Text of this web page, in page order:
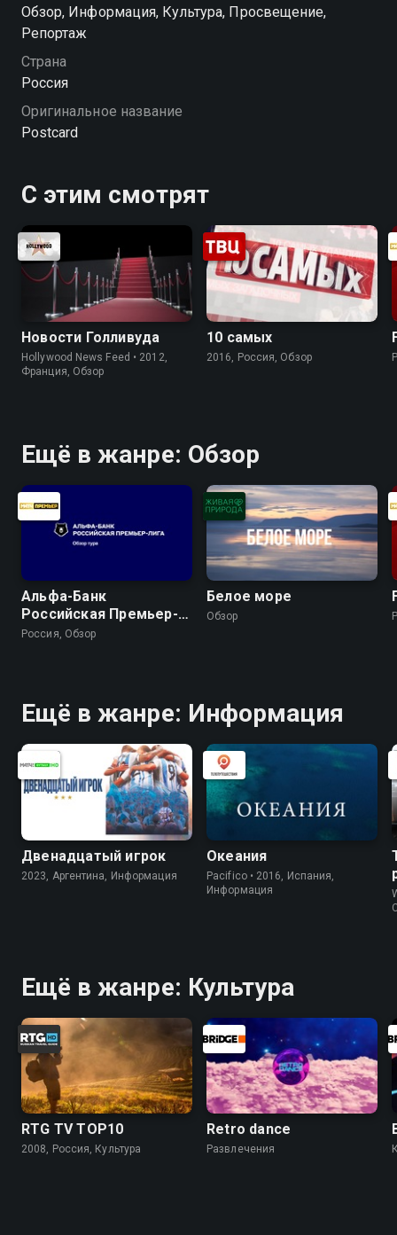
Обзор, Информация, Культура, Просвещение,
Репортаж
Страна
Россия
Оригинальное название
Postcard
С этим смотрят
Новости Голливуда
Hollywood News Feed • 2012,
Франция, Обзор
10 самых
2016, Россия, Обзор
Ещё в жанре: Обзор
Альфа-Банк
Российская Премьер-
Лига. Обзор тура
Россия, Обзор
Белое море
Обзор
Ещё в жанре: Информация
Двенадцатый игрок
2023, Аргентина, Информация
Океания
Pacifico • 2016, Испания,
Информация
Ещё в жанре: Культура
RTG TV TOP10
2008, Россия, Культура
Retro dance
Развлечения